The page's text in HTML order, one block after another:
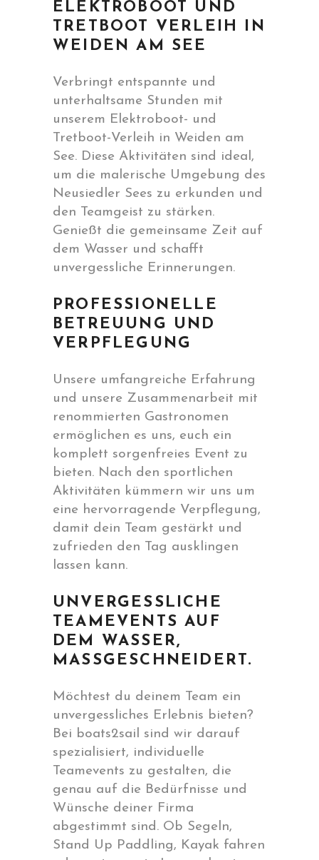
ELEKTROBOOT UND
TRETBOOT VERLEIH IN
WEIDEN AM SEE
Verbringt entspannte und
unterhaltsame Stunden mit
unserem Elektroboot- und
Tretboot-Verleih in Weiden am
See. Diese Aktivitäten sind ideal,
um die malerische Umgebung des
Neusiedler Sees zu erkunden und
den Teamgeist zu stärken.
Genießt die gemeinsame Zeit auf
dem Wasser und schafft
unvergessliche Erinnerungen.
PROFESSIONELLE
BETREUUNG UND
VERPFLEGUNG
Unsere umfangreiche Erfahrung
und unsere Zusammenarbeit mit
renommierten Gastronomen
ermöglichen es uns, euch ein
komplett sorgenfreies Event zu
bieten. Nach den sportlichen
Aktivitäten kümmern wir uns um
eine hervorragende Verpflegung,
damit dein Team gestärkt und
zufrieden den Tag ausklingen
lassen kann.
UNVERGESSLICHE
TEAMEVENTS AUF
DEM WASSER,
MASSGESCHNEIDERT.
Möchtest du deinem Team ein
unvergessliches Erlebnis bieten?
Bei boats2sail sind wir darauf
spezialisiert, individuelle
Teamevents zu gestalten, die
genau auf die Bedürfnisse und
Wünsche deiner Firma
abgestimmt sind. Ob Segeln,
Stand Up Paddling, Kayak fahren